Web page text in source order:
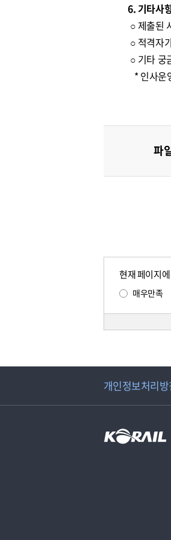
6. 기타사
○ 제출된
○ 적격자
○ 기타 궁
* 인사
파
현재 페이지
매우만족
개인정보처리방